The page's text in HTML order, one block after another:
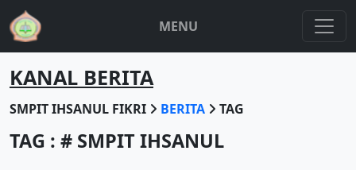
MENU
KANAL BERITA
SMPIT IHSANUL FIKRI BERITA TAG
TAG : # SMPIT IHSANUL